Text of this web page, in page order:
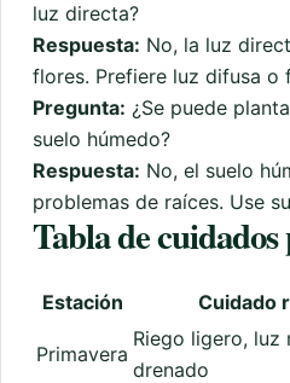
luz directa?
Respuesta: No, la luz
flores. Prefiere luz difusa o
Pregunta: ¿Se puede
suelo húmedo?
Respuesta: No, el suelo
problemas de raíces. Use
Tabla de
Estación Cuidado
Primavera
Riego ligero, luz
drenado